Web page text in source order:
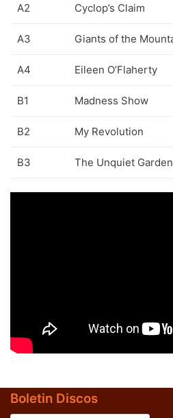
BLACK SUGAR – Black Sugar
A2 Cyclop’s Claim
A3 Giants of the
A4 Eileen O’Flaherty
B1 Madness Show
B2 My Revolution
B3 The Unquiet Garden
Boletin Discos